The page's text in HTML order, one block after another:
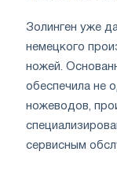
Золинген уже
немецкого
ножей.
обеспечила не
ножеводов,
сервисным